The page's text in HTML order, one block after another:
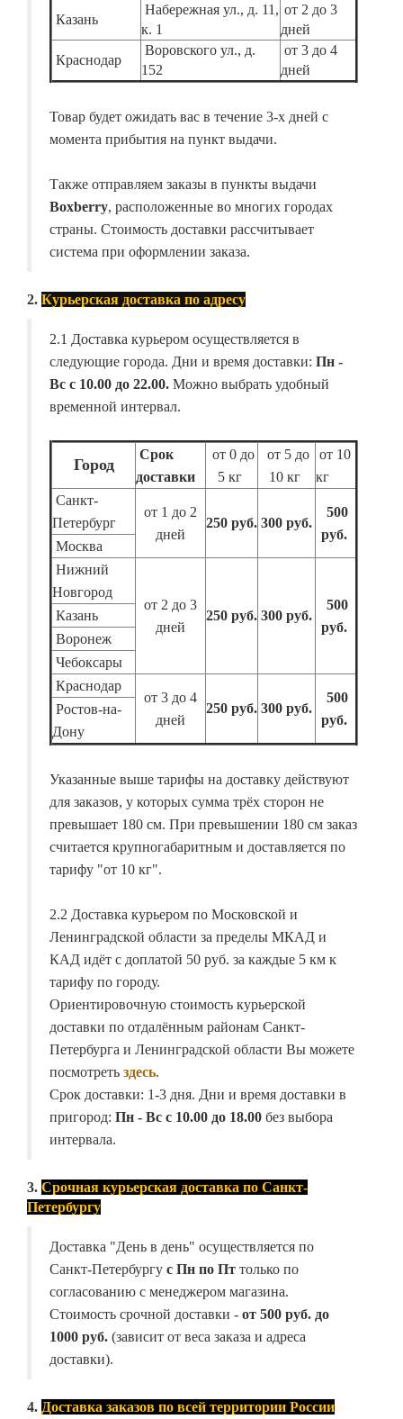
Казань
Набережная ул., д. 11,
к. 1
от 2 до 3
дней
Краснодар
Воровского ул., д.
152
от 3 до 4
дней
Товар будет ожидать вас в течение 3-х дней с
момента прибытия на пункт выдачи.
Также отправляем заказы в пункты выдачи
Boxberry, расположенные во многих городах
страны. Стоимость доставки рассчитывает
система при оформлении заказа.
2. Курьерская доставка по адресу
2.1 Доставка курьером осуществляется в
следующие города. Дни и время доставки: Пн -
Вс с 10.00 до 22.00. Можно выбрать удобный
временной интервал.
Город
Срок
доставки
от 0 до
5 кг
от 5 до
10 кг
от 10
кг
Санкт-
Петербург
от 1 до 2
дней
250 руб. 300 руб.
500
руб.
Москва
Нижний
Новгород
от 2 до 3
дней
250 руб. 300 руб.
500
руб.
Казань
Воронеж
Чебоксары
Краснодар
от 3 до 4
дней
250 руб. 300 руб.
500
руб.
Ростов-на-
Дону
Указанные выше тарифы на доставку действуют
для заказов, у которых сумма трёх сторон не
превышает 180 см. При превышении 180 см заказ
считается крупногабаритным и доставляется по
тарифу "от 10 кг".
2.2 Доставка курьером по Московской и
Ленинградской области за пределы МКАД и
КАД идёт с доплатой 50 руб. за каждые 5 км к
тарифу по городу.
Ориентировочную стоимость курьерской
доставки по отдалённым районам Санкт-
Петербурга и Ленинградской области Вы можете
посмотреть здесь.
Срок доставки: 1-3 дня. Дни и время доставки в
пригород: Пн - Вс с 10.00 до 18.00 без выбора
интервала.
3. Срочная курьерская доставка по Санкт-
Петербургу
Доставка "День в день" осуществляется по
Санкт-Петербургу с Пн по Пт только по
согласованию с менеджером магазина.
Стоимость срочной доставки - от 500 руб. до
1000 руб. (зависит от веса заказа и адреса
доставки).
4. Доставка заказов по всей территории России